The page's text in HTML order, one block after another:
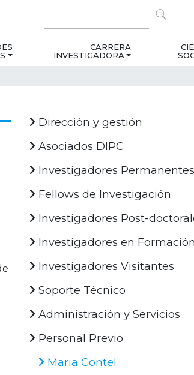
CARRERA
INVESTIGADORA
Dirección y gestión
Asociados DIPC
Investigadores Permanentes
Fellows de Investigación
Investigadores Post-
Investigadores en Formación
Investigadores Visitantes
Soporte Técnico
Administración y Servicios
Personal Previo
Maria Contel